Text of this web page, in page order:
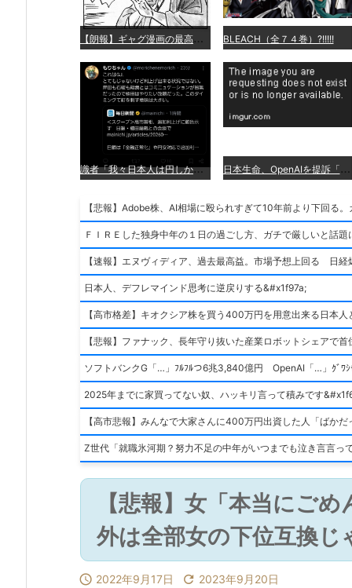
【
朗報】ギャグ漫画の最高傑作、「パタリロ」に決まる BLEACH（全７４巻）?!!!!!
識
者「我々日本人は円しか使っていないので円安になろうが問題ない」 日
本生命、OpenAIを提訴「ChatGPTが非弁行為」
【悲報】Adobe株、AI相場に殴られすぎて10年前より下回る
ＦＩＲＥした独身中年の１日の過ごし方、ガチで厳しいと話題
【速報】エヌヴィディア、過去最高益。市場予想上回る 日経
日本人、デフレマインド思考に逆戻りする&#x1f97a;
【高市格差】キオクシア株を買う400万円を用意出来る日本
【悲報】ファナック、長年守り抜いた産業ロボットシェアで
ソフトバンクG「…」ﾌﾙﾌﾙつ6兆3,840億円 OpenAI「…」ｸﾞﾜｼ
【高市悲報】みんなで大家さんに400万円出資した人「ばか
Z世代「就職氷河期？努力不足の中年がいつまでも泣き言言っ
【悲報】女「本当にご
外は全部女の下位互換じ
 2022年9月17日  2023年9月20日